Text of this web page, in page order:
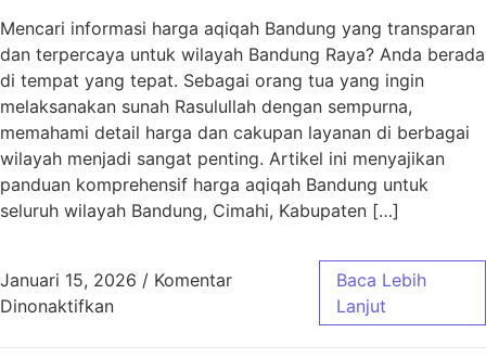
Mencari informasi harga aqiqah Bandung yang transparan
dan terpercaya untuk wilayah Bandung Raya? Anda berada
di tempat yang tepat. Sebagai orang tua yang ingin
melaksanakan sunah Rasulullah dengan sempurna,
memahami detail harga dan cakupan layanan di berbagai
wilayah menjadi sangat penting. Artikel ini menyajikan
panduan komprehensif harga aqiqah Bandung untuk
seluruh wilayah Bandung, Cimahi, Kabupaten […]
Januari 15, 2026 / Komentar
Dinonaktifkanpada Harga Aqiqah Bandung Ekonimis
Baca Lebih
Lanjut